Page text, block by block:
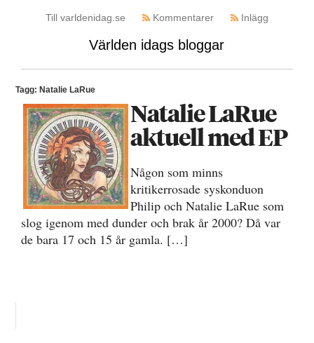
Till varldenidag.se Kommentarer Inlägg
Världen idags bloggar
Tagg: Natalie LaRue
Natalie LaRue
aktuell med EP
Någon som minns
kritikerrosade syskonduon
Philip och Natalie LaRue som
slog igenom med dunder och brak år 2000? Då var
de bara 17 och 15 år gamla. […]